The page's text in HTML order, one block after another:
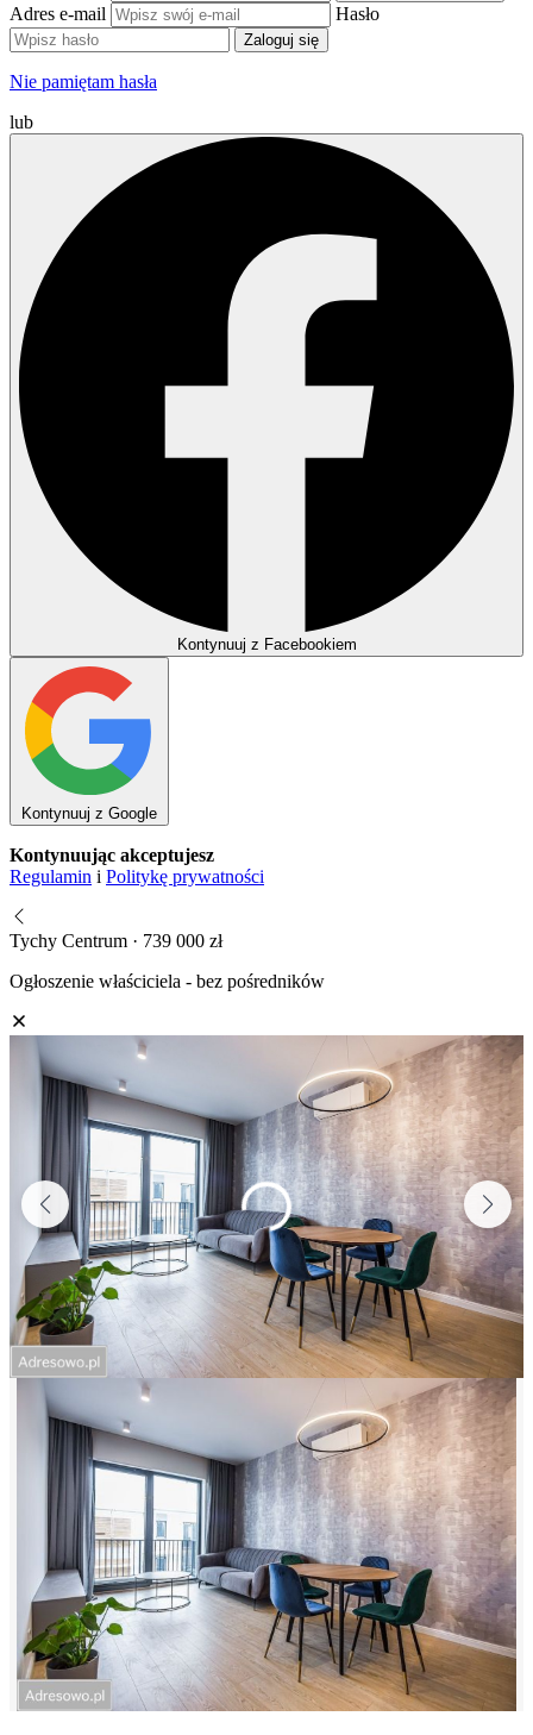
Adres e-mail Hasło
Zaloguj się
Nie pamiętam hasła
lub
Kontynuuj z Facebookiem
Kontynuuj z Google
Kontynuując akceptujesz
Regulamin i Politykę prywatności
Tychy Centrum · 739 000 zł
Ogłoszenie właściciela - bez pośredników